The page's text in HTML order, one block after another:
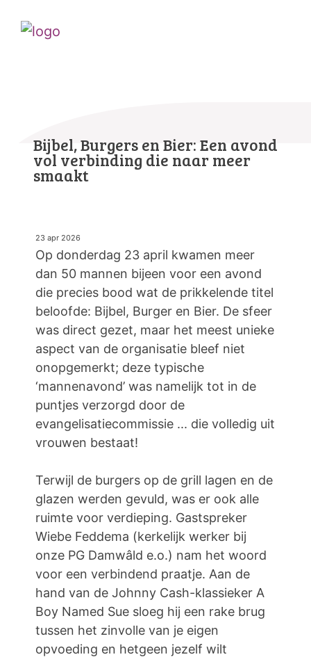
Bijbel, Burgers en Bier: Een avond
vol verbinding die naar meer
smaakt
23 apr 2026
Op donderdag 23 april kwamen meer
dan 50 mannen bijeen voor een avond
die precies bood wat de prikkelende titel
beloofde: Bijbel, Burger en Bier. De sfeer
was direct gezet, maar het meest unieke
aspect van de organisatie bleef niet
onopgemerkt; deze typische
‘mannenavond’ was namelijk tot in de
puntjes verzorgd door de
evangelisatiecommissie ... die volledig uit
vrouwen bestaat!
Terwijl de burgers op de grill lagen en de
glazen werden gevuld, was er ook alle
ruimte voor verdieping. Gastspreker
Wiebe Feddema (kerkelijk werker bij
onze PG Damwâld e.o.) nam het woord
voor een verbindend praatje. Aan de
hand van de Johnny Cash-klassieker A
Boy Named Sue sloeg hij een rake brug
tussen het zinvolle van je eigen
opvoeding en hetgeen jezelf wilt